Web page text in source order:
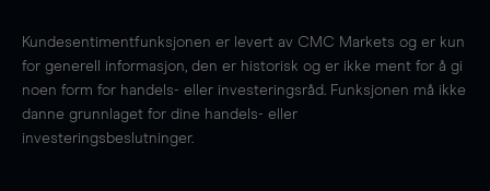
Kundesentimentfunksjonen er levert av CMC Markets og er kun
for generell informasjon, den er historisk og er ikke ment for å gi
noen form for handels- eller investeringsråd. Funksjonen må ikke
danne grunnlaget for dine handels- eller
investeringsbeslutninger.